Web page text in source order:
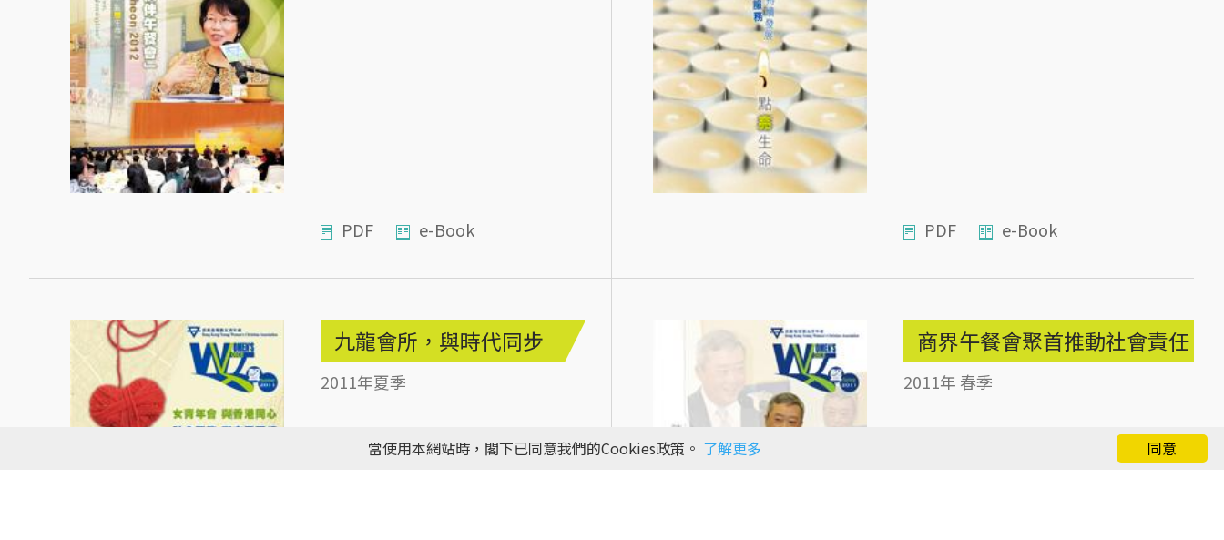
PDF e-Book PDF e-Book
九龍會所，與時代同步
2011年夏季
商界午餐會聚首推動社會責任
2011年 春季
同意
當使用本網站時，閣下已同意我們的Cookies政策。 了解更多